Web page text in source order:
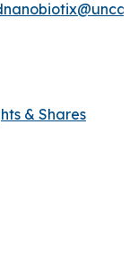
& Shares